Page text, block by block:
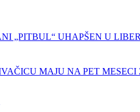
„PITBUL“ UHAPŠEN U
MAJU NA PET